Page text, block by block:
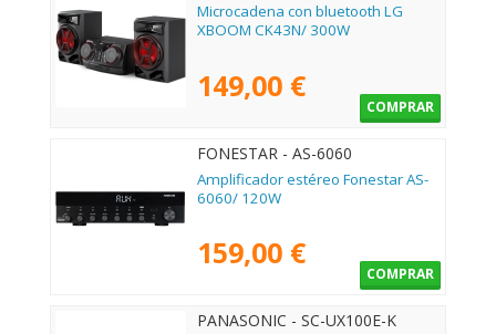
Microcadena con bluetooth LG
XBOOM CK43N/ 300W
149,00 €
COMPRAR
FONESTAR - AS-6060
Amplificador estéreo Fonestar AS-
6060/ 120W
159,00 €
COMPRAR
PANASONIC - SC-UX100E-K